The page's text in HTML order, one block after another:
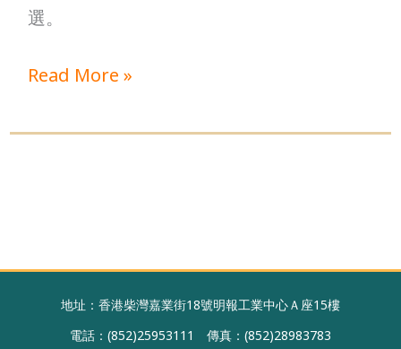
選。
Read More »
地址：香港柴灣嘉業街18號明報工業中心Ａ座15樓
電話：(852)25953111 傳真：(852)28983783